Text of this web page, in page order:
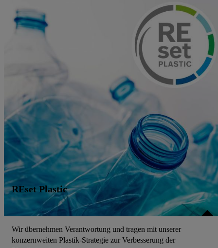
REset Plastic
Wir übernehmen Verantwortung und tragen mit unserer
konzernweiten Plastik-Strategie zur Verbesserung der